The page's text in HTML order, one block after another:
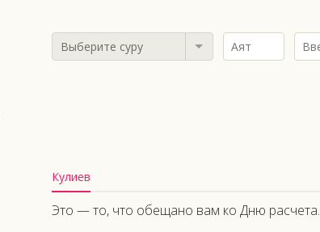
Выберите суру
Кулиев
Это — то, что обещано вам ко Дню расчета.